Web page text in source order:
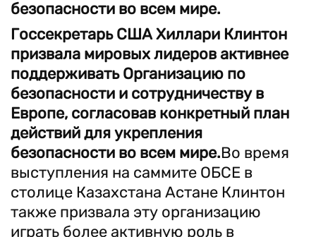
безопасности во всем мире.
Госсекретарь США Хиллари Клинтон
призвала мировых лидеров активнее
поддерживать Организацию по
безопасности и сотрудничеству в
Европе, согласовав конкретный план
действий для укрепления
безопасности во всем мире.Во время
выступления на саммите ОБСЕ в
столице Казахстана Астане Клинтон
также призвала эту организацию
играть более активную роль в